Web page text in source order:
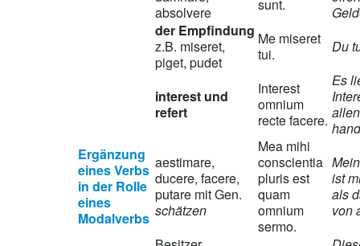
absolvere
sunt.
der Empfindung
z.B. miseret,
piget, pudet
Me miseret
tui.
Du
interest und
refert
Interest
omnium
recte facere.
Es
Ergänzung
eines Verbs
in der Rolle
eines
Modalverbs
aestimare,
ducere, facere,
putare mit Gen.
schätzen
Mea mihi
conscientia
pluris est
quam
omnium
sermo.
ist
als
von